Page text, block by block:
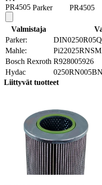
PR4505 Parker PR4505
Valmistaja
Parker:
Mahle:
Bosch Rexroth R928005926
Hydac
Liittyvät tuotteet